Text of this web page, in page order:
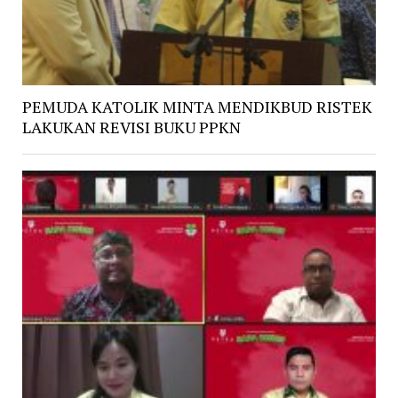
PEMUDA KATOLIK MINTA MENDIKBUD RISTEK
LAKUKAN REVISI BUKU PPKN